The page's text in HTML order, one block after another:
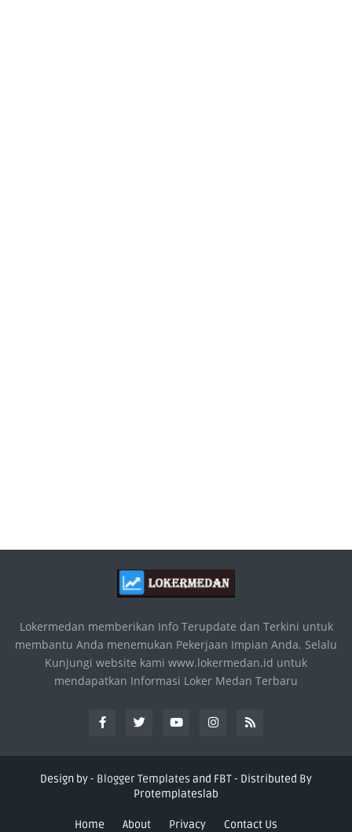
Lokermedan memberikan Info Terupdate dan Terkini untuk
membantu Anda menemukan Pekerjaan Impian Anda. Selalu
Kunjungi website kami www.lokermedan.id untuk
mendapatkan Informasi Loker Medan Terbaru
Design by - Blogger Templates and FBT- Distributed By
Protemplateslab
Home About Privacy Contact Us